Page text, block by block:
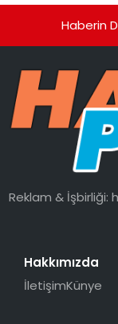
Haberin
Reklam & İşbirliği:
Hakkımızda
İletişimKünye